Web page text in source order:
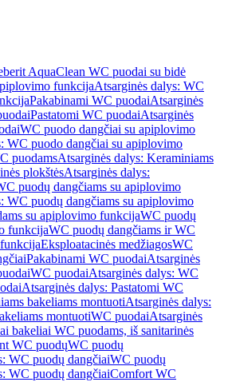
AquaClean WC puodai su bidė
funkcijaAtsarginės dalys: WC
Pakabinami WC puodaiAtsarginės
Pastatomi WC puodaiAtsarginės
WC puodo dangčiai su apiplovimo
WC puodo dangčiai su apiplovimo
puodamsAtsarginės dalys: Keraminiams
plokštėsAtsarginės dalys:
puodų dangčiams su apiplovimo
WC puodų dangčiams su apiplovimo
su apiplovimo funkcijaWC puodų
funkcijaWC puodų dangčiams ir WC
Eksploatacinės medžiagosWC
Pakabinami WC puodaiAtsarginės
WC puodaiAtsarginės dalys: WC
Atsarginės dalys: Pastatomi WC
bakeliams montuotiAtsarginės dalys:
montuotiWC puodaiAtsarginės
bakeliai WC puodams, iš sanitarinės
WC puodųWC puodų
WC puodų dangčiaiWC puodų
WC puodų dangčiaiComfort WC